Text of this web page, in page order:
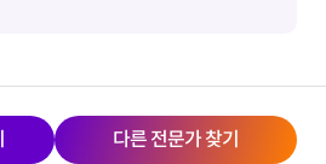
다른 전문가 찾기